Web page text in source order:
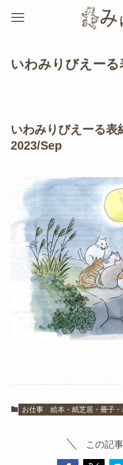
いわみりびえーる
いわみりびえーる
2023/Sep
お仕事 絵本・紙芝居・冊子
この記